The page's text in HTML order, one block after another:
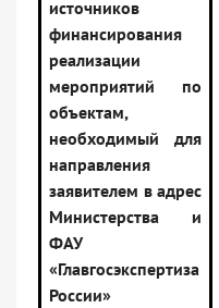
источников
финансирования
реализации
мероприятий по
объектам,
необходимый для
направления
заявителем в адрес
Министерства и
ФАУ
«Главгосэкспертиза
России»